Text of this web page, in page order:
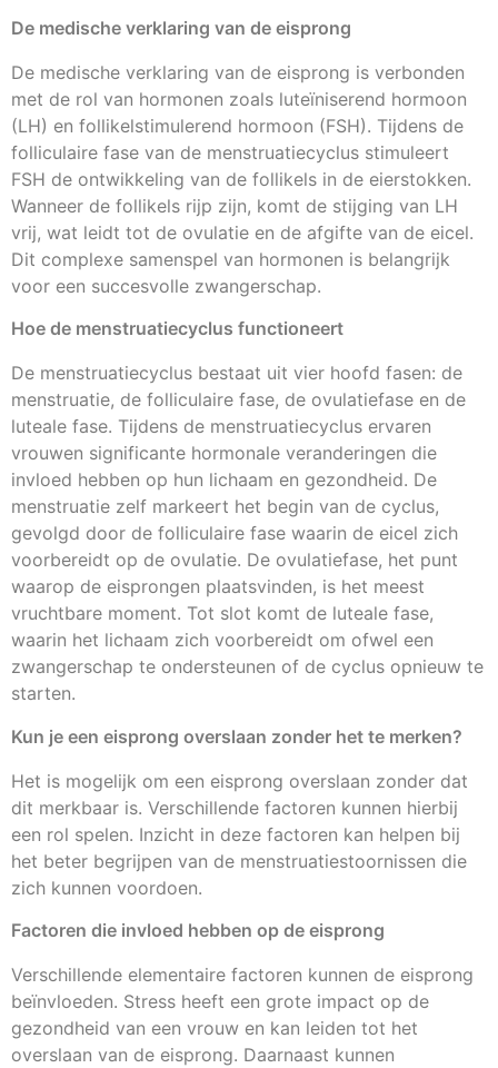
De medische verklaring van de eisprong
De medische verklaring van de eisprong is verbonden
met de rol van hormonen zoals luteïniserend hormoon
(LH) en follikelstimulerend hormoon (FSH). Tijdens de
folliculaire fase van de menstruatiecyclus stimuleert
FSH de ontwikkeling van de follikels in de eierstokken.
Wanneer de follikels rijp zijn, komt de stijging van LH
vrij, wat leidt tot de ovulatie en de afgifte van de eicel.
Dit complexe samenspel van hormonen is belangrijk
voor een succesvolle zwangerschap.
Hoe de menstruatiecyclus functioneert
De menstruatiecyclus bestaat uit vier hoofd fasen: de
menstruatie, de folliculaire fase, de ovulatiefase en de
luteale fase. Tijdens de menstruatiecyclus ervaren
vrouwen significante hormonale veranderingen die
invloed hebben op hun lichaam en gezondheid. De
menstruatie zelf markeert het begin van de cyclus,
gevolgd door de folliculaire fase waarin de eicel zich
voorbereidt op de ovulatie. De ovulatiefase, het punt
waarop de eisprongen plaatsvinden, is het meest
vruchtbare moment. Tot slot komt de luteale fase,
waarin het lichaam zich voorbereidt om ofwel een
zwangerschap te ondersteunen of de cyclus opnieuw te
starten.
Kun je een eisprong overslaan zonder het te merken?
Het is mogelijk om een eisprong overslaan zonder dat
dit merkbaar is. Verschillende factoren kunnen hierbij
een rol spelen. Inzicht in deze factoren kan helpen bij
het beter begrijpen van de menstruatiestoornissen die
zich kunnen voordoen.
Factoren die invloed hebben op de eisprong
Verschillende elementaire factoren kunnen de eisprong
beïnvloeden. Stress heeft een grote impact op de
gezondheid van een vrouw en kan leiden tot het
overslaan van de eisprong. Daarnaast kunnen